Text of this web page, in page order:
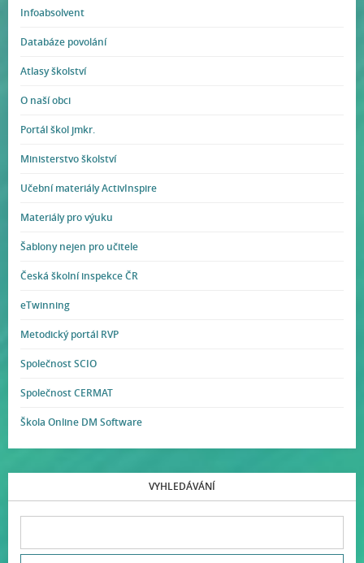
Infoabsolvent
Databáze povolání
Atlasy školství
O naší obci
Portál škol jmkr.
Ministerstvo školství
Učební materiály ActivInspire
Materiály pro výuku
Šablony nejen pro učitele
Česká školní inspekce ČR
eTwinning
Metodický portál RVP
Společnost SCIO
Společnost CERMAT
Škola Online DM Software
VYHLEDÁVÁNÍ